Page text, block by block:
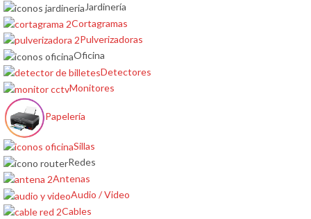
Jardinería
Cortagramas
Pulverizadoras
Oficina
Detectores
Monitores
Papelería
Sillas
Redes
Antenas
Audio / Video
Cables